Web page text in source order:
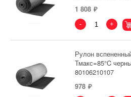
1 808
- +
Рулон
Тмакс=85°C
80106210107
978